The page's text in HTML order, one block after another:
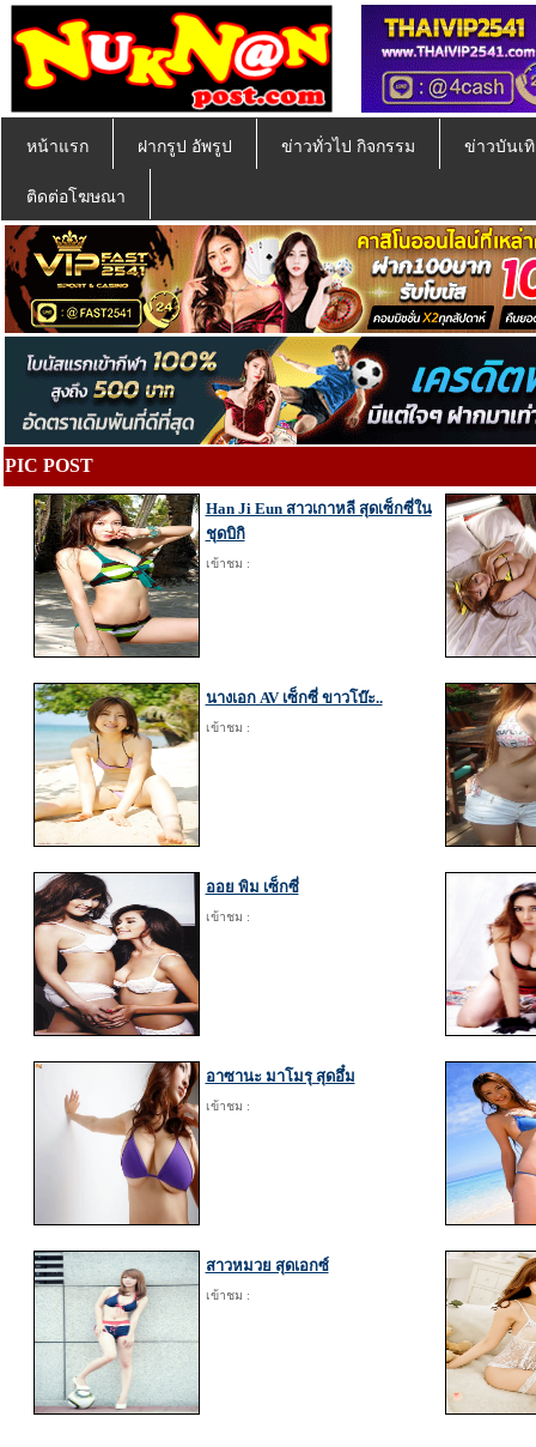
หน้าแรก ฝากรูป อัพรูป ข่าวทั่วไป กิจกรรม ข่าวบันเ
ติดต่อโฆษณา
PIC POST
Han Ji Eun สาวเกาหลี สุดเซ็กซี่ใน
ชุดบิกิ
เข้าชม :
นางเอก AV เซ็กซี่ ขาวโบ๊ะ..
เข้าชม :
ออย พิม เซ็กซี่
เข้าชม :
อาซานะ มาโมรุ สุดอึ๋ม
เข้าชม :
สาวหมวย สุดเอกซ์
เข้าชม :